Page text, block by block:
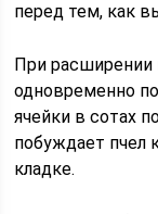
перед тем, как
При расширении
одновременно
ячейки в сотах
побуждает пчел
кладке.